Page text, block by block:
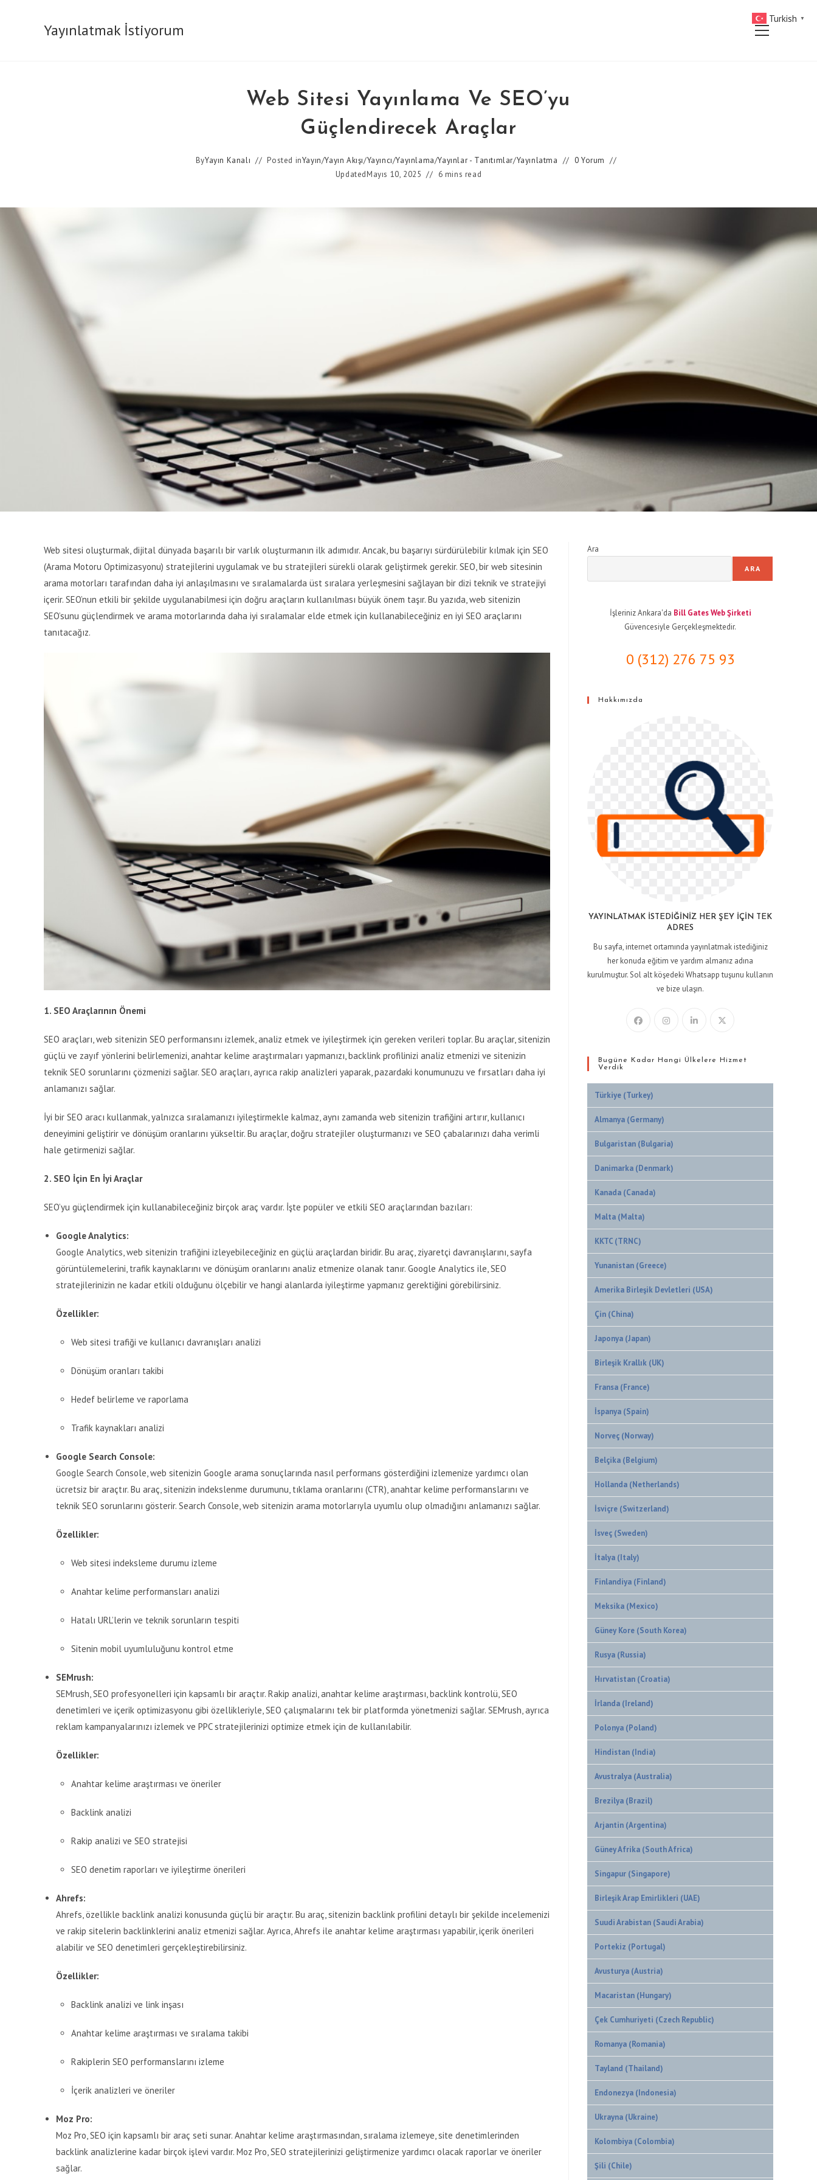
Yayınlatmak İstiyorum
Main
Web Sitesi Yayınlama Ve SEO’yu
Güçlendirecek Araçlar
ByYayın Kanalı Posted inYayın/Yayın Akışı/Yayıncı/Yayınlama/Yayınlar - Tanıtımlar/Yayınlatma
0 Yorum
UpdatedMayıs 10, 2025 6 mins read
Web sitesi oluşturmak, dijital dünyada başarılı bir varlık oluşturmanın ilk adımıdır. Ancak, bu başarıyı sürdürülebilir kılmak için SEO
(Arama Motoru Optimizasyonu) stratejilerini uygulamak ve bu stratejileri sürekli olarak geliştirmek gerekir. SEO, bir web sitesinin
arama motorları tarafından daha iyi anlaşılmasını ve sıralamalarda üst sıralara yerleşmesini sağlayan bir dizi teknik ve stratejiyi
içerir. SEO’nun etkili bir şekilde uygulanabilmesi için doğru araçların kullanılması büyük önem taşır. Bu yazıda, web sitenizin
SEO’sunu güçlendirmek ve arama motorlarında daha iyi sıralamalar elde etmek için kullanabileceğiniz en iyi SEO araçlarını
tanıtacağız.
1. SEO Araçlarının Önemi
SEO araçları, web sitenizin SEO performansını izlemek, analiz etmek ve iyileştirmek için gereken verileri toplar. Bu araçlar, sitenizin
güçlü ve zayıf yönlerini belirlemenizi, anahtar kelime araştırmaları yapmanızı, backlink profilinizi analiz etmenizi ve sitenizin
teknik SEO sorunlarını çözmenizi sağlar. SEO araçları, ayrıca rakip analizleri yaparak, pazardaki konumunuzu ve fırsatları daha iyi
anlamanızı sağlar.
İyi bir SEO aracı kullanmak, yalnızca sıralamanızı iyileştirmekle kalmaz, aynı zamanda web sitenizin trafiğini artırır, kullanıcı
deneyimini geliştirir ve dönüşüm oranlarını yükseltir. Bu araçlar, doğru stratejiler oluşturmanızı ve SEO çabalarınızı daha verimli
hale getirmenizi sağlar.
2. SEO İçin En İyi Araçlar
SEO’yu güçlendirmek için kullanabileceğiniz birçok araç vardır. İşte popüler ve etkili SEO araçlarından bazıları:
Google Analytics:
Google Analytics, web sitenizin trafiğini izleyebileceğiniz en güçlü araçlardan biridir. Bu araç, ziyaretçi davranışlarını, sayfa
görüntülemelerini, trafik kaynaklarını ve dönüşüm oranlarını analiz etmenize olanak tanır. Google Analytics ile, SEO
stratejilerinizin ne kadar etkili olduğunu ölçebilir ve hangi alanlarda iyileştirme yapmanız gerektiğini görebilirsiniz.
Özellikler:
Web sitesi trafiği ve kullanıcı davranışları analizi
Dönüşüm oranları takibi
Hedef belirleme ve raporlama
Trafik kaynakları analizi
Google Search Console:
Google Search Console, web sitenizin Google arama sonuçlarında nasıl performans gösterdiğini izlemenize yardımcı olan
ücretsiz bir araçtır. Bu araç, sitenizin indekslenme durumunu, tıklama oranlarını (CTR), anahtar kelime performanslarını ve
teknik SEO sorunlarını gösterir. Search Console, web sitenizin arama motorlarıyla uyumlu olup olmadığını anlamanızı sağlar.
Özellikler:
Web sitesi indeksleme durumu izleme
Anahtar kelime performansları analizi
Hatalı URL’lerin ve teknik sorunların tespiti
Sitenin mobil uyumluluğunu kontrol etme
SEMrush:
SEMrush, SEO profesyonelleri için kapsamlı bir araçtır. Rakip analizi, anahtar kelime araştırması, backlink kontrolü, SEO
denetimleri ve içerik optimizasyonu gibi özellikleriyle, SEO çalışmalarını tek bir platformda yönetmenizi sağlar. SEMrush, ayrıca
reklam kampanyalarınızı izlemek ve PPC stratejilerinizi optimize etmek için de kullanılabilir.
Özellikler:
Anahtar kelime araştırması ve öneriler
Backlink analizi
Rakip analizi ve SEO stratejisi
SEO denetim raporları ve iyileştirme önerileri
Ahrefs:
Ahrefs, özellikle backlink analizi konusunda güçlü bir araçtır. Bu araç, sitenizin backlink profilini detaylı bir şekilde incelemenizi
ve rakip sitelerin backlinklerini analiz etmenizi sağlar. Ayrıca, Ahrefs ile anahtar kelime araştırması yapabilir, içerik önerileri
alabilir ve SEO denetimleri gerçekleştirebilirsiniz.
Özellikler:
Backlink analizi ve link inşası
Anahtar kelime araştırması ve sıralama takibi
Rakiplerin SEO performanslarını izleme
İçerik analizleri ve öneriler
Moz Pro:
Moz Pro, SEO için kapsamlı bir araç seti sunar. Anahtar kelime araştırmasından, sıralama izlemeye, site denetimlerinden
backlink analizlerine kadar birçok işlevi vardır. Moz Pro, SEO stratejilerinizi geliştirmenize yardımcı olacak raporlar ve öneriler
sağlar.
Ara
ARA
İşleriniz Ankara'da Bill Gates Web Şirketi
Güvencesiyle Gerçekleşmektedir.
0 (312) 276 75 93
Hakkımızda
YAYINLATMAK İSTEDIĞINIZ HER ŞEY İÇIN TEK
ADRES
Bu sayfa, internet ortamında yayınlatmak istediğiniz
her konuda eğitim ve yardım almanız adına
kurulmuştur. Sol alt köşedeki Whatsapp tuşunu kullanın
ve bize ulaşın.
Bugüne Kadar Hangi Ülkelere Hizmet
Verdik
Türkiye (Turkey)
Almanya (Germany)
Bulgaristan (Bulgaria)
Danimarka (Denmark)
Kanada (Canada)
Malta (Malta)
KKTC (TRNC)
Yunanistan (Greece)
Amerika Birleşik Devletleri (USA)
Çin (China)
Japonya (Japan)
Birleşik Krallık (UK)
Fransa (France)
İspanya (Spain)
Norveç (Norway)
Belçika (Belgium)
Hollanda (Netherlands)
İsviçre (Switzerland)
İsveç (Sweden)
İtalya (Italy)
Finlandiya (Finland)
Meksika (Mexico)
Güney Kore (South Korea)
Rusya (Russia)
Hırvatistan (Croatia)
İrlanda (Ireland)
Polonya (Poland)
Hindistan (India)
Avustralya (Australia)
Brezilya (Brazil)
Arjantin (Argentina)
Güney Afrika (South Africa)
Singapur (Singapore)
Birleşik Arap Emirlikleri (UAE)
Suudi Arabistan (Saudi Arabia)
Portekiz (Portugal)
Avusturya (Austria)
Macaristan (Hungary)
Çek Cumhuriyeti (Czech Republic)
Romanya (Romania)
Tayland (Thailand)
Endonezya (Indonesia)
Ukrayna (Ukraine)
Kolombiya (Colombia)
Şili (Chile)
Turkish ▼